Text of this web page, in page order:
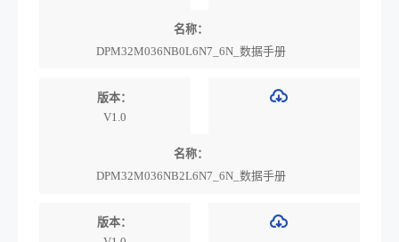
名称：
DPM32M036NB0L6N7_6N_数据手册
版本：
V1.0
名称：
DPM32M036NB2L6N7_6N_数据手册
版本：